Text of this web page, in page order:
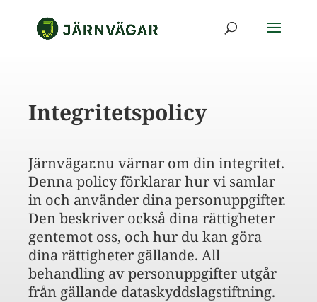
Integritetspolicy
Järnvägar.nu värnar om din integritet.
Denna policy förklarar hur vi samlar
in och använder dina personuppgifter.
Den beskriver också dina rättigheter
gentemot oss, och hur du kan göra
dina rättigheter gällande. All
behandling av personuppgifter utgår
från gällande dataskyddslagstiftning.